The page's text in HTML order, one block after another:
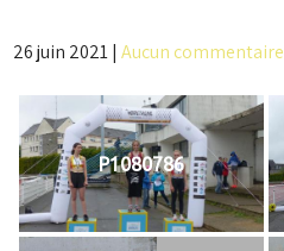
26 juin 2021|Aucun commentaire
P1080786